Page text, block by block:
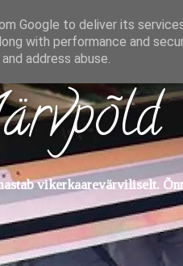
vikerkaarevärviliselt.
Google to deliver its
with performance and
address abuse.